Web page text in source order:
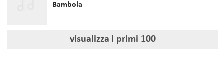
Bambola
visualizza i primi 100